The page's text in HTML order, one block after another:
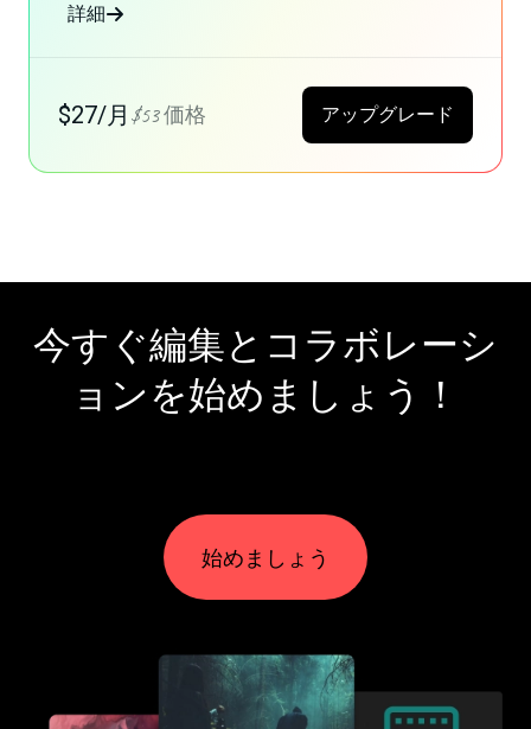
詳細
$27/月 $53 価格 アップグレード
今すぐ編集とコラボレーシ
ョンを始めましょう！
始めましょう